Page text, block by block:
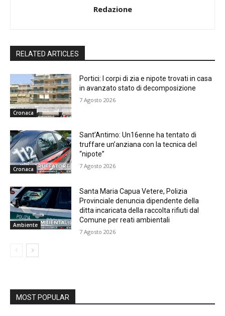
Redazione
RELATED ARTICLES
Cronaca
Portici: I corpi di zia e nipote trovati in casa
in avanzato stato di decomposizione
7 Agosto 2026
Cronaca
Sant’Antimo: Un16enne ha tentato di
truffare un’anziana con la tecnica del
“nipote”
7 Agosto 2026
Ambiente
Santa Maria Capua Vetere, Polizia
Provinciale denuncia dipendente della
ditta incaricata della raccolta rifiuti dal
Comune per reati ambientali
7 Agosto 2026
MOST POPULAR